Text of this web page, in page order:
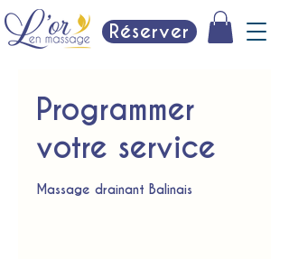
Réserver
Programmer
votre service
Massage drainant Balinais